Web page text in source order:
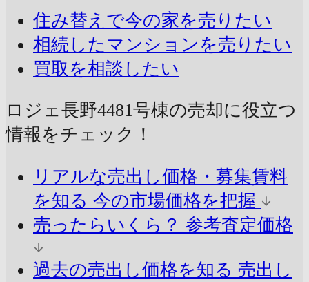
住み替えで今の家を売りたい
相続したマンションを売りたい
買取を相談したい
ロジェ長野4481号棟の売却に役立つ
情報をチェック！
リアルな売出し価格・募集賃料
を知る 今の市場価格を把握
売ったらいくら？ 参考査定価格
過去の売出し価格を知る 売出し